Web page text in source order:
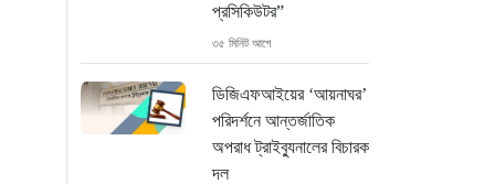
প্রসিকিউটর”
৩৫ মিনিট আগে
ডিজিএফআইয়ের ‘আয়নাঘর’
পরিদর্শনে আন্তর্জাতিক
অপরাধ ট্রাইব্যুনালের বিচারক
দল